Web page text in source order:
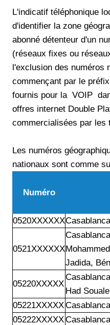
L'indicatif téléphonique
d'identifier la zone
abonné détenteur d'un
(réseaux fixes ou
l'exclusion des numéros
commençant par le
fournis pour la VOIP
offres internet Double
commercialisées par les
Les numéros
nationaux sont comme
Numéro
0520XXXXXXCasablanca
0521XXXXXX
Jadida,
05220XXXXX
Had
05221XXXXX
05222XXXXXCasablanca